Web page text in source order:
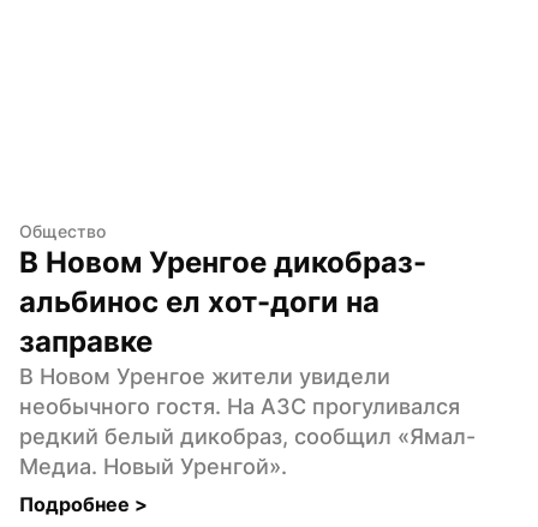
Общество
В Новом Уренгое дикобраз-
альбинос ел хот-доги на
заправке
В Новом Уренгое жители увидели
необычного гостя. На АЗС прогуливался
редкий белый дикобраз, сообщил «Ямал-
Медиа. Новый Уренгой».
Подробнее >